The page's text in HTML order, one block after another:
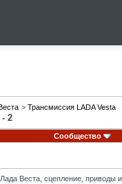
> Трансмиссия LADA Vesta
2
Сообщество
Веста, сцепление, приводы и